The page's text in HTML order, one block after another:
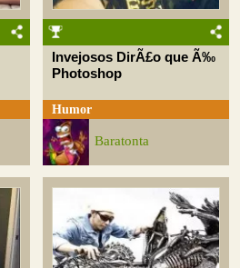
Invejosos DirÃ£o que Ã‰
Photoshop
Humor
Baratonta